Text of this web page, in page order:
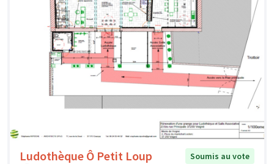
Ludothèque Ô Petit Loup
Soumis au vote